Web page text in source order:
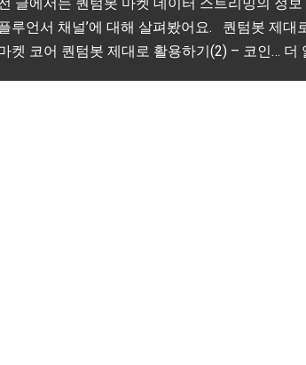
루언서 채널’에 대해 살펴봤어요. 퀀텀봇 제대
켓 코어 퀀텀봇 제대로 활용하기(2) – 코인… 더